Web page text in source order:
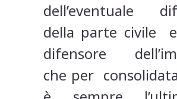
dell’eventuale
della parte civile
difensore
che per